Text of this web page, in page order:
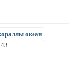
океан